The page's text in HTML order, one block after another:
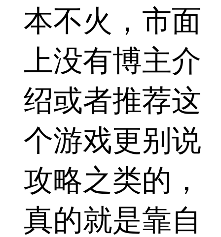
本不火，市面
上没有博主介
绍或者推荐这
个游戏更别说
攻略之类的，
真的就是靠自